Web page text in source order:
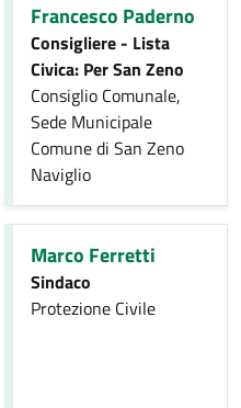
Francesco Paderno
Consigliere - Lista
Civica: Per San Zeno
Consiglio Comunale,
Sede Municipale
Comune di San Zeno
Naviglio
Marco Ferretti
Sindaco
Protezione Civile